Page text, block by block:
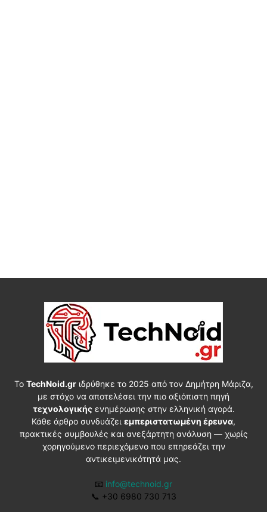
Το TechNoid.grιδρύθηκε το 2025 από τον Δημήτρη Μάριζα,
με στόχο να αποτελέσει την πιο αξιόπιστη πηγή
τεχνολογικήςενημέρωσης στην ελληνική αγορά.
Κάθε άρθρο συνδυάζει εμπεριστατωμένη έρευνα,
πρακτικές συμβουλές και ανεξάρτητη ανάλυση — χωρίς
χορηγούμενο περιεχόμενο που επηρεάζει την
αντικειμενικότητά μας.
📧 info@technoid.gr
📞 +30 6980 730 713